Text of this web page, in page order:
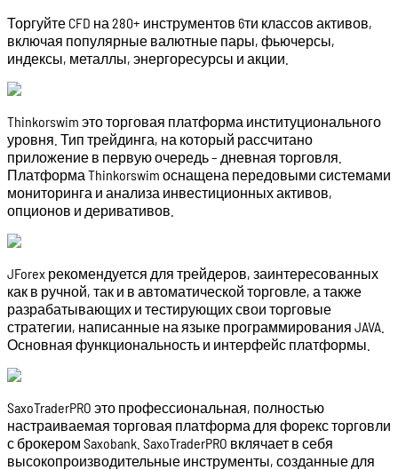
Торгуйте CFD на 280+ инструментов 6ти классов активов,
включая популярные валютные пары, фьючерсы,
индексы, металлы, энергоресурсы и акции.
Thinkorswim это торговая платформа институционального
уровня. Тип трейдинга, на который рассчитано
приложение в первую очередь – дневная торговля.
Платформа Thinkorswim оснащена передовыми системами
мониторинга и анализа инвестиционных активов,
опционов и деривативов.
JForex рекомендуется для трейдеров, заинтересованных
как в ручной, так и в автоматической торговле, а также
разрабатывающих и тестирующих свои торговые
стратегии, написанные на языке программирования JAVA.
Основная функциональность и интерфейс платформы.
SaxoTraderPRO это профессиональная, полностью
настраиваемая торговая платформа для форекс торговли
с брокером Saxobank. SaxoTraderPRO вклячает в себя
высокопроизводительные инструменты, созданные для